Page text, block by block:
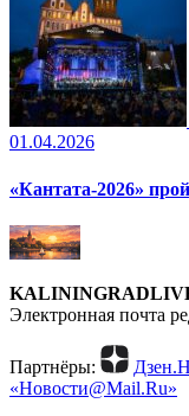
01.04.2026
«Кантата-2026»
Электронная почта
Партнёры:
«Новости@Mail.Ru»